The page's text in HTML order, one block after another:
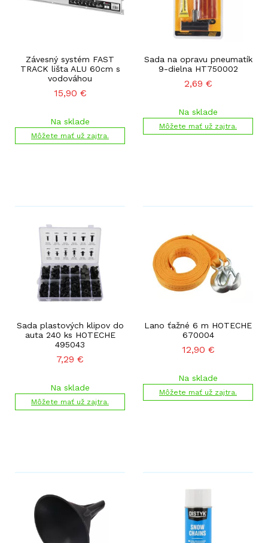
Závesný systém FAST
TRACK lišta ALU 60cm s
vodováhou
15,90 €
Na sklade
Môžete mať už zajtra.
Sada na opravu pneumatík
9-dielna HT750002
2,69 €
Na sklade
Môžete mať už zajtra.
Sada plastových klipov do
auta 240 ks HOTECHE
495043
7,29 €
Na sklade
Môžete mať už zajtra.
Lano ťažné 6 m HOTECHE
670004
12,90 €
Na sklade
Môžete mať už zajtra.